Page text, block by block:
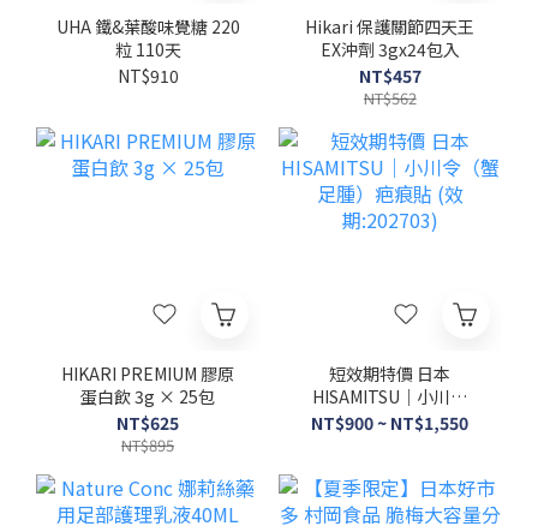
來不費力，一天一次、一次1～2錠就好，方便長期持續補充。跟其
他合利他命系列差在哪？很多人對合利他命的印象是「白天靠它
撐」，但Night Recover完全是反過來的思路——它不是要妳更有精
神去拼白天，而是利用妳本來就要睡的這段時間，幫身體把該修的
修完。也因為這樣，它特別加了甘胺酸這個跟睡眠品質直接相關的
成分，這在主打日間提神的款式裡比較少見。妳是這樣的人嗎？✔️
工作疲勞壓力大 ✔️ 睡眠品質不佳、容易淺眠 ✔️ 起床沒精神，腦袋要
花很久才清醒 ✔️ 熬夜族群 ✔️ 長期感覺疲勞，好像怎麼睡都補不回來
如果中了兩三項，也許問題不在妳的睡眠環境，而是身體需要的修
復力，一直沒被好好補上。台灣的妳，也可以擁有這份「睡醒就充
滿電」的從容台灣的生活節奏，工作壓力跟熬夜程度說不定比日本
要試試看，妳說了算。以上商品那位媽媽日本直送，點這裡看現貨
UHA 鐵&葉酸味覺糖 220
粒 110天
NT$910
Hikari 保護關節四天王
EX沖劑 3gx24包入
NT$457
NT$562
HIKARI PREMIUM 膠原
蛋白飲 3g × 25包
NT$625
NT$895
短效期特價 日本
HISAMITSU｜小川令
（蟹足腫）疤痕貼 (效
NT$900 ~ NT$1,550